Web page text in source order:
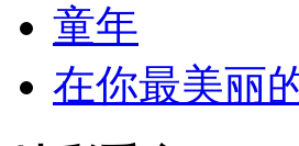
童年
在你最美丽